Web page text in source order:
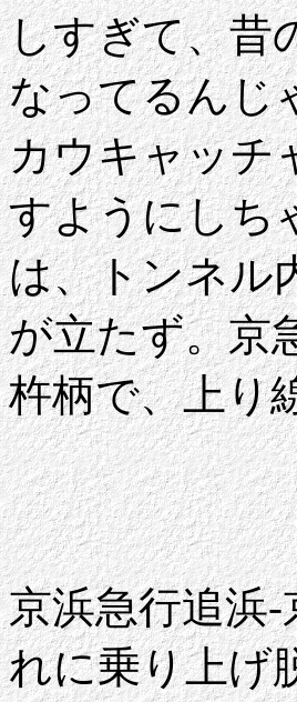
しすぎて、昔
なってるんじ
カウキャッチ
すようにしち
は、トンネル
が立たず。京
杵柄で、上り
京浜急行追浜-
れに乗り上げ